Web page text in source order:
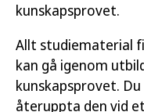
kunskapsprovet.
Allt studiematerial
kan gå igenom
kunskapsprovet.
återuppta den vid